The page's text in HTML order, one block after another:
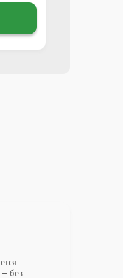
без